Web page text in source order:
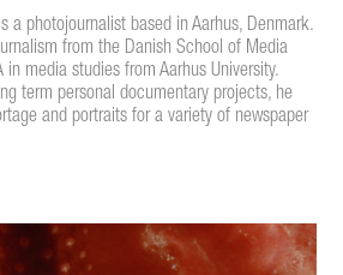
a photojournalist based in Aarhus, Denmark.
from the Danish School of Media
media studies from Aarhus University.
term personal documentary projects, he
and portraits for a variety of newspaper